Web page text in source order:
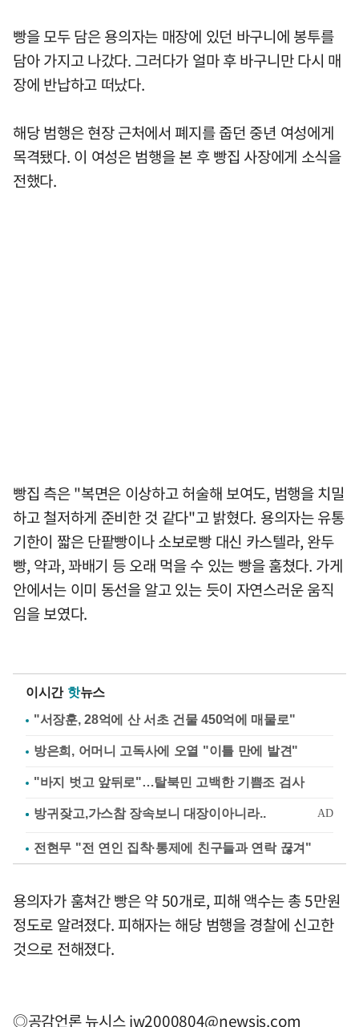
빵을 모두 담은 용의자는 매장에 있던 바구니에 봉투를
담아 가지고 나갔다. 그러다가 얼마 후 바구니만 다시 매
장에 반납하고 떠났다.
해당 범행은 현장 근처에서 폐지를 줍던 중년 여성에게
목격됐다. 이 여성은 범행을 본 후 빵집 사장에게 소식을
전했다.
빵집 측은 "복면은 이상하고 허술해 보여도, 범행을 치밀
하고 철저하게 준비한 것 같다"고 밝혔다. 용의자는 유통
기한이 짧은 단팥빵이나 소보로빵 대신 카스텔라, 완두
빵, 약과, 꽈배기 등 오래 먹을 수 있는 빵을 훔쳤다. 가게
안에서는 이미 동선을 알고 있는 듯이 자연스러운 움직
임을 보였다.
이시간 핫뉴스
"서장훈, 28억에 산 서초 건물 450억에 매물로"
방은희, 어머니 고독사에 오열 "이틀 만에 발견"
"바지 벗고 앞뒤로"…탈북민 고백한 기쁨조 검사
전현무 "전 연인 집착·통제에 친구들과 연락 끊겨"
용의자가 훔쳐간 빵은 약 50개로, 피해 액수는 총 5만원
정도로 알려졌다. 피해자는 해당 범행을 경찰에 신고한
것으로 전해졌다.
◎공감언론 뉴시스jw2000804@newsis.com